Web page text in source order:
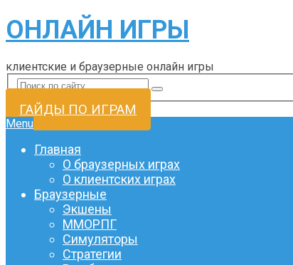
ОНЛАЙН ИГРЫ
клиентские и браузерные онлайн игры
ГАЙДЫ ПО ИГРАМ
Menu
Главная
О браузерных играх
О клиентских играх
Браузерные
Экшены
ММОРПГ
Симуляторы
Стратегии